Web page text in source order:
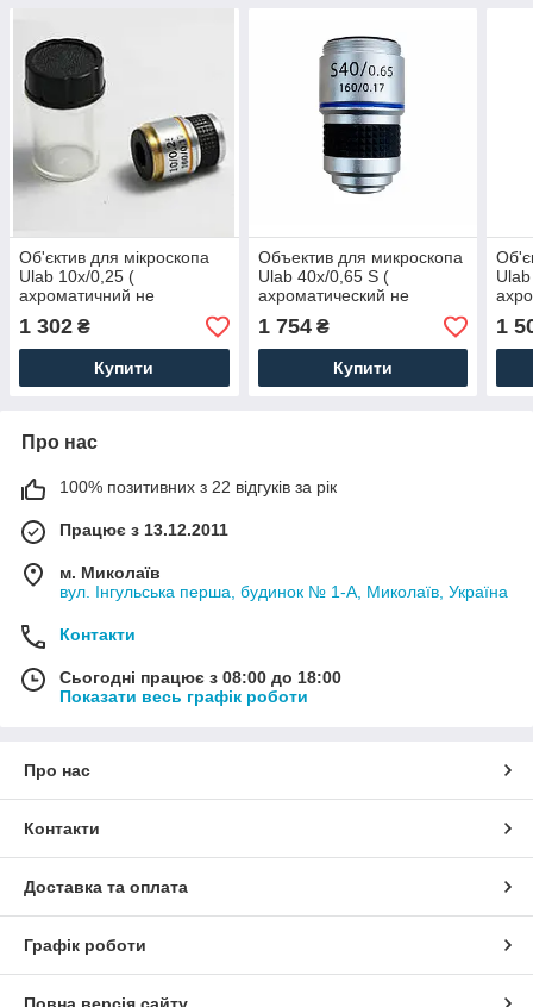
Об'єктив для мікроскопа
Ulab 10х/0,25 (
ахроматичний не
іммерсійне )
1 302 ₴
Купити
Объектив для микроскопа
Ulab 40х/0,65 S (
ахроматический не
иммерсионный с
пружинным механизмом )
1 754₴
Купити
з
1
Про нас
100% позитивних з 22 відгуків за рік
Працює з 13.12.2011
м. Миколаїв
вул. Інгульська перша, будинок № 1-А, Миколаїв, Україна
Контакти
Сьогодні працює з 08:00 до 18:00
Показати весь графік роботи
Про нас
Контакти
Доставка та оплата
Графік роботи